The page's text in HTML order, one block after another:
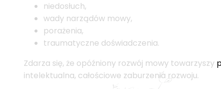
niedosłuch,
wady narządów mowy,
porażenia,
traumatyczne doświadczenia.
Zdarza się, że opóźniony rozwój mowy
intelektualna, całościowe zaburzenia rozwoju.